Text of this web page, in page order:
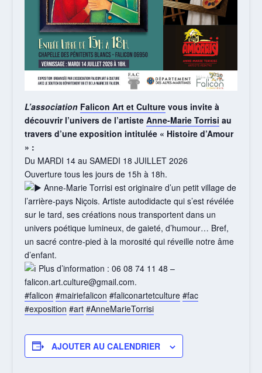
L’association Falicon Art et Culture vous invite à
découvrir l’univers de l’artisteAnne-Marie Torrisi au
travers d’une exposition intitulée « Histoire d’Amour
» :
Du MARDI 14 au SAMEDI 18 JUILLET 2026
Ouverture tous les jours de 15h à 18h.
Anne-Marie Torrisi est originaire d’un petit village de
l’arrière-pays Niçois. Artiste autodidacte qui s’est révélée
sur le tard, ses créations nous transportent dans un
univers poétique lumineux, de gaieté, d’humour… Bref,
un sacré contre-pied à la morosité qui réveille notre âme
d’enfant.
Plus d’information : 06 08 74 11 48 –
falicon.art.culture@gmail.com.
#falicon #mairiefalicon #faliconartetculture #fac
#exposition #art #AnneMarieTorrisi
AJOUTER AU CALENDRIER